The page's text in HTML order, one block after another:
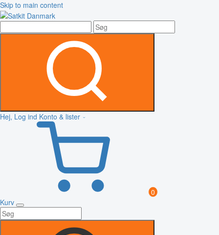
Skip to main content
Hej, Log ind Konto & lister
0
Kurv